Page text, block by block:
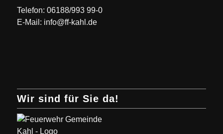
Telefon: 06188/993 99-0
E-Mail: info@ff-kahl.de
Wir sind für Sie da!